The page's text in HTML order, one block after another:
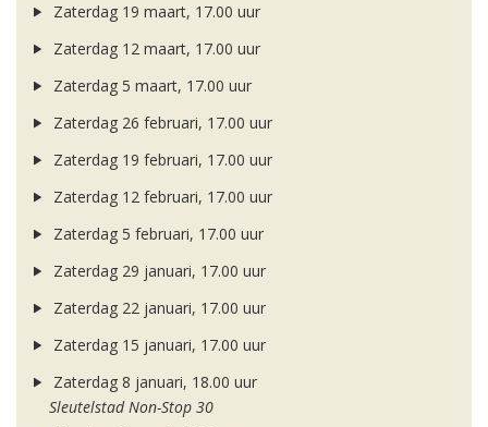
Zaterdag 19 maart, 17.00 uur
Zaterdag 12 maart, 17.00 uur
Zaterdag 5 maart, 17.00 uur
Zaterdag 26 februari, 17.00 uur
Zaterdag 19 februari, 17.00 uur
Zaterdag 12 februari, 17.00 uur
Zaterdag 5 februari, 17.00 uur
Zaterdag 29 januari, 17.00 uur
Zaterdag 22 januari, 17.00 uur
Zaterdag 15 januari, 17.00 uur
Zaterdag 8 januari, 18.00 uur
Sleutelstad Non-Stop 30